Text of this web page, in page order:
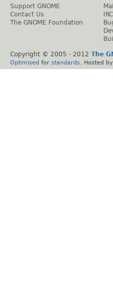
Support GNOME
Contact Us
The GNOME Foundation
Copyright © 2005 - 2012 The
Optimised for standards . Hosted by